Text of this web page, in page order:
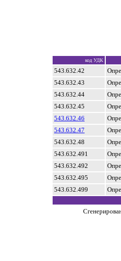
код УДК
543.632.42
543.632.43
543.632.44
543.632.45
543.632.46
543.632.47
543.632.48
543.632.491
543.632.492
543.632.495
543.632.499